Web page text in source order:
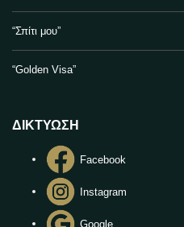
“Σπίτι μου”
“Golden Visa”
ΔΙΚΤΥΩΣΗ
Facebook
Instagram
Google